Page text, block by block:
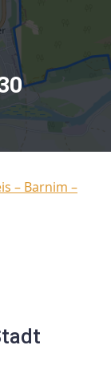
– Barnim –